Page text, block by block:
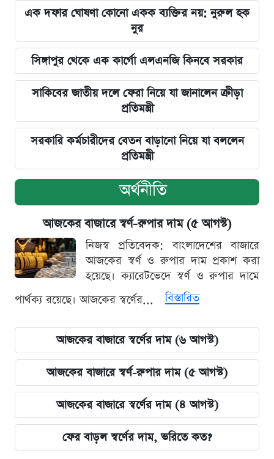
এক দফার ঘোষণা কোনো একক ব্যক্তির নয়: নুরুল হক
নুর
সিঙ্গাপুর থেকে এক কার্গো এলএনজি কিনবে সরকার
সাকিবের জাতীয় দলে ফেরা নিয়ে যা জানালেন ক্রীড়া
প্রতিমন্ত্রী
সরকারি কর্মচারীদের বেতন বাড়ানো নিয়ে যা বললেন
প্রতিমন্ত্রী
অর্থনীতি
আজকের বাজারে স্বর্ণ-রুপার দাম (৫ আগস্ট)
নিজস্ব প্রতিবেদক: বাংলাদেশের বাজারে
আজকের স্বর্ণ ও রুপার দাম প্রকাশ করা
হয়েছে। ক্যারেটভেদে স্বর্ণ ও রুপার দামে
পার্থক্য রয়েছে। আজকের স্বর্ণের...
বিস্তারিত
আজকের বাজারে স্বর্ণের দাম (৬ আগস্ট)
আজকের বাজারে স্বর্ণ-রুপার দাম (৫ আগস্ট)
আজকের বাজারে স্বর্ণের দাম (৪ আগস্ট)
ফের বাড়ল স্বর্ণের দাম, ভরিতে কত?